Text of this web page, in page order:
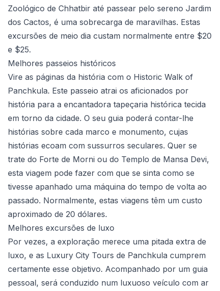
Zoológico de Chhatbir até passear pelo sereno Jardim
dos Cactos, é uma sobrecarga de maravilhas. Estas
excursões de meio dia custam normalmente entre $20
e $25.
Melhores passeios históricos
Vire as páginas da história com o Historic Walk of
Panchkula. Este passeio atrai os aficionados por
história para a encantadora tapeçaria histórica tecida
em torno da cidade. O seu guia poderá contar-lhe
histórias sobre cada marco e monumento, cujas
histórias ecoam com sussurros seculares. Quer se
trate do Forte de Morni ou do Templo de Mansa Devi,
esta viagem pode fazer com que se sinta como se
tivesse apanhado uma máquina do tempo de volta ao
passado. Normalmente, estas viagens têm um custo
aproximado de 20 dólares.
Melhores excursões de luxo
Por vezes, a exploração merece uma pitada extra de
luxo, e as Luxury City Tours de Panchkula cumprem
certamente esse objetivo. Acompanhado por um guia
pessoal, será conduzido num luxuoso veículo com ar